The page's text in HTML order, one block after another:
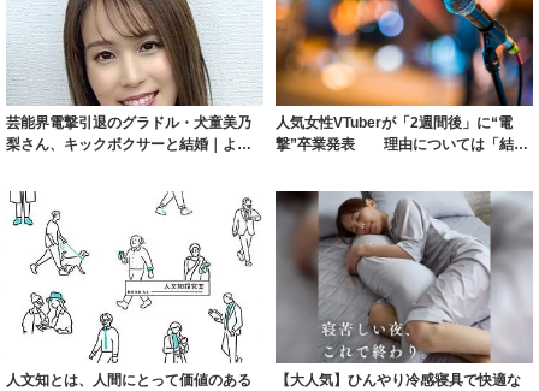
芸能界電撃引退のグラドル・犬童美乃
梨さん、キックボクサーと結婚｜よろ
人気女性VTuberが「2週間後」に“電
撃”卒業発表 理由については「結婚
人文知とは、人間にとって価値のある
【大人気】ひんやり冷感寝具で快適な